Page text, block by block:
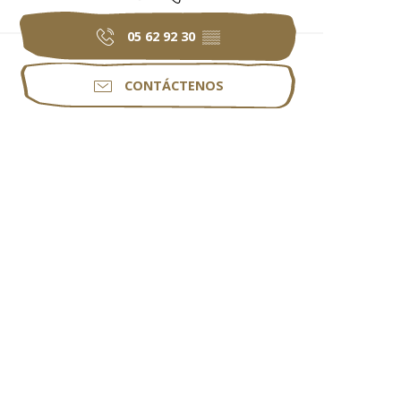
05 62 92 30 ▒▒
CONTÁCTENOS